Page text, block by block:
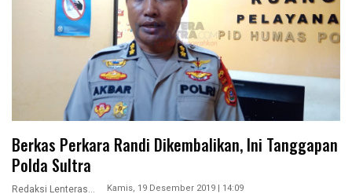
Berkas Perkara Randi Dikembalikan, Ini Tanggapan
Polda Sultra
Kamis, 19 Desember 2019 | 14:09